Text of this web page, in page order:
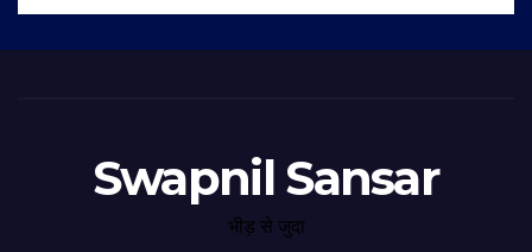
Swapnil Sansar
भीड़ से जुदा